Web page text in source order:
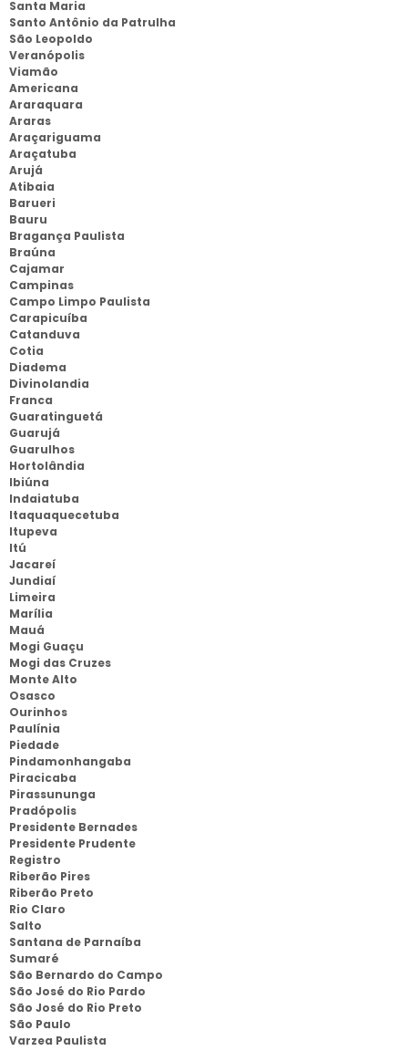
Santa Maria
Santo Antônio da Patrulha
São Leopoldo
Veranópolis
Viamão
Americana
Araraquara
Araras
Araçariguama
Araçatuba
Arujá
Atibaia
Barueri
Bauru
Bragança Paulista
Braúna
Cajamar
Campinas
Campo Limpo Paulista
Carapicuíba
Catanduva
Cotia
Diadema
Divinolandia
Franca
Guaratinguetá
Guarujá
Guarulhos
Hortolândia
Ibiúna
Indaiatuba
Itaquaquecetuba
Itupeva
Itú
Jacareí
Jundiaí
Limeira
Marília
Mauá
Mogi Guaçu
Mogi das Cruzes
Monte Alto
Osasco
Ourinhos
Paulínia
Piedade
Pindamonhangaba
Piracicaba
Pirassununga
Pradópolis
Presidente Bernades
Presidente Prudente
Registro
Riberão Pires
Riberão Preto
Rio Claro
Salto
Santana de Parnaíba
Sumaré
São Bernardo do Campo
São José do Rio Pardo
São José do Rio Preto
São Paulo
Varzea Paulista